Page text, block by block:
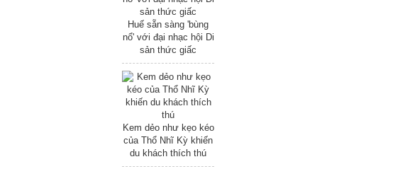
Huế sẵn sàng 'bùng
nổ' với đại nhạc hội Di
sản thức giấc
Kem dẻo như kẹo kéo
của Thổ Nhĩ Kỳ khiến
du khách thích thú